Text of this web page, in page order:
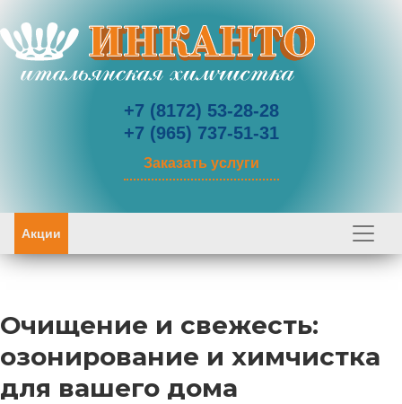
+7 (8172) 53-28-28
+7 (965) 737-51-31
Заказать услуги
Акции
Очищение и свежесть:
озонирование и химчистка
для вашего дома